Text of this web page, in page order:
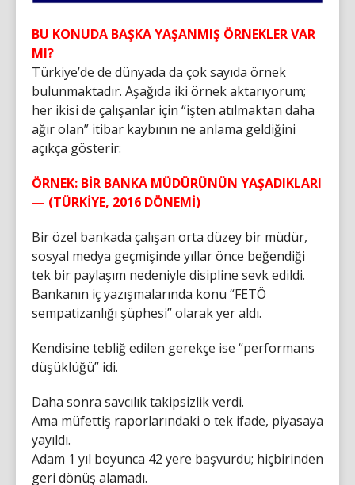
BU KONUDA BAŞKA YAŞANMIŞ ÖRNEKLER VAR
MI?
Türkiye’de de dünyada da çok sayıda örnek
bulunmaktadır. Aşağıda iki örnek aktarıyorum;
her ikisi de çalışanlar için “işten atılmaktan daha
ağır olan” itibar kaybının ne anlama geldiğini
açıkça gösterir:
ÖRNEK: BİR BANKA MÜDÜRÜNÜN YAŞADIKLARI
— (TÜRKİYE, 2016 DÖNEMİ)
Bir özel bankada çalışan orta düzey bir müdür,
sosyal medya geçmişinde yıllar önce beğendiği
tek bir paylaşım nedeniyle disipline sevk edildi.
Bankanın iç yazışmalarında konu “FETÖ
sempatizanlığı şüphesi” olarak yer aldı.
Kendisine tebliğ edilen gerekçe ise “performans
düşüklüğü” idi.
Daha sonra savcılık takipsizlik verdi.
Ama müfettiş raporlarındaki o tek ifade, piyasaya
yayıldı.
Adam 1 yıl boyunca 42 yere başvurdu; hiçbirinden
geri dönüş alamadı.